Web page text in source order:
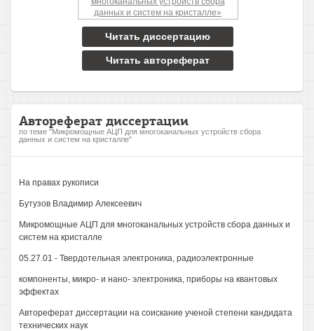
Читать диссертацию
Читать автореферат
Автореферат диссертации
по теме "Микромощные АЦП для многоканальных устройств сбора
данных и систем на кристалле"
На правах рукописи
Бутузов Владимир Алексеевич
Микромощные АЦП для многоканальных устройств сбора данных и
систем на кристалле
05.27.01 - Твердотельная электроника, радиоэлектронные
компоненты, микро- и нано- электроника, приборы на квантовых
эффектах
Автореферат диссертации на соискание ученой степени кандидата
технических наук